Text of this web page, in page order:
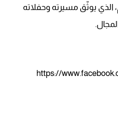
الذي يوثّق مسيرته وحفلاته
https://